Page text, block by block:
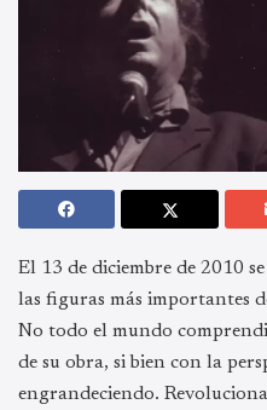
El 13 de diciembre de 2010
las figuras más importantes
No todo el mundo
de su obra, si bien con la
engrandeciendo.